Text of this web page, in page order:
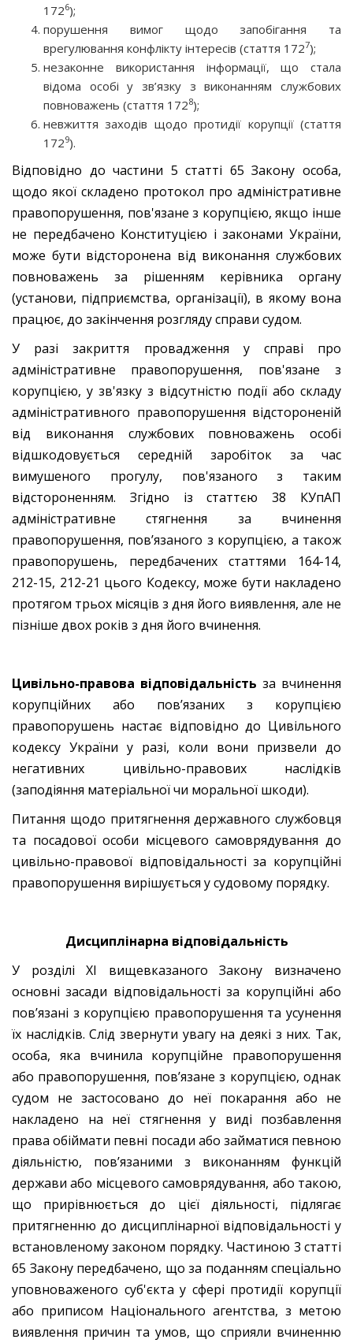
1726);
порушення вимог щодо запобігання та
врегулювання конфлікту інтересів (стаття 1727);
незаконне використання інформації, що стала
відома особі у зв’язку з виконанням службових
повноважень (стаття 1728);
невжиття заходів щодо протидії корупції (стаття
1729).
Відповідно до частини 5 статті 65 Закону особа,
щодо якої складено протокол про адміністративне
правопорушення, пов'язане з корупцією, якщо інше
не передбачено Конституцією і законами України,
може бути відсторонена від виконання службових
повноважень за рішенням керівника органу
(установи, підприємства, організації), в якому вона
працює, до закінчення розгляду справи судом.
У разі закриття провадження у справі про
адміністративне правопорушення, пов'язане з
корупцією, у зв'язку з відсутністю події або складу
адміністративного правопорушення відстороненій
від виконання службових повноважень особі
відшкодовується середній заробіток за час
вимушеного прогулу, пов'язаного з таким
відстороненням. Згідно із статтєю 38 КУпАП
адміністративне стягнення за вчинення
правопорушення, пов’язаного з корупцією, а також
правопорушень, передбачених статтями 164-14,
212-15, 212-21 цього Кодексу, може бути накладено
протягом трьох місяців з дня його виявлення, але не
пізніше двох років з дня його вчинення.
Цивільно-правова відповідальність за вчинення
корупційних або пов’язаних з корупцією
правопорушень настає відповідно до Цивільного
кодексу України у разі, коли вони призвели до
негативних цивільно-правових наслідків
(заподіяння матеріальної чи моральної шкоди).
Питання щодо притягнення державного службовця
та посадової особи місцевого самоврядування до
цивільно-правової відповідальності за корупційні
правопорушення вирішується у судовому порядку.
Дисциплінарна відповідальність
У розділі ХІ вищевказаного Закону визначено
основні засади відповідальності за корупційні або
пов’язані з корупцією правопорушення та усунення
їх наслідків. Слід звернути увагу на деякі з них. Так,
особа, яка вчинила корупційне правопорушення
або правопорушення, пов’язане з корупцією, однак
судом не застосовано до неї покарання або не
накладено на неї стягнення у виді позбавлення
права обіймати певні посади або займатися певною
діяльністю, пов’язаними з виконанням функцій
держави або місцевого самоврядування, або такою,
що прирівнюється до цієї діяльності, підлягає
притягненню до дисциплінарної відповідальності у
встановленому законом порядку. Частиною 3 статті
65 Закону передбачено, що за поданням спеціально
уповноваженого суб'єкта у сфері протидії корупції
або приписом Національного агентства, з метою
виявлення причин та умов, що сприяли вчиненню